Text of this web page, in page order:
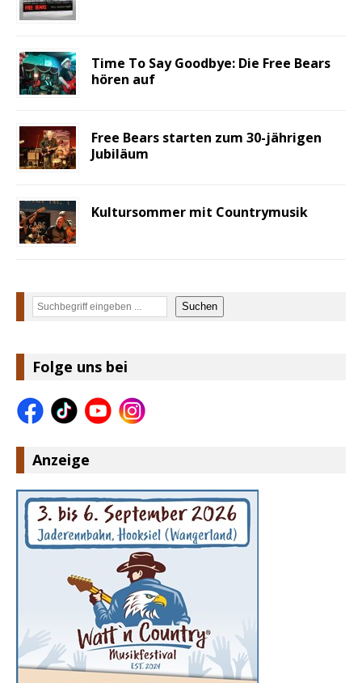
Time To Say Goodbye: Die Free Bears
hören auf
Free Bears starten zum 30-jährigen
Jubiläum
Kultursommer mit Countrymusik
Suchen Suchen
Folge uns bei
Anzeige